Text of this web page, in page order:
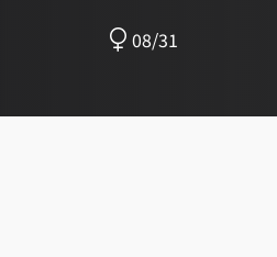
08/31